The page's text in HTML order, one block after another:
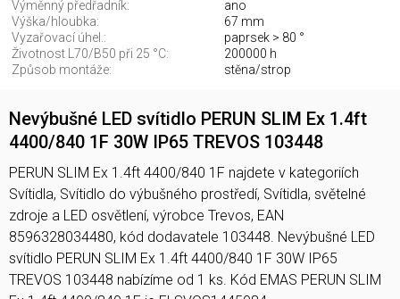
Výměnný předřadník:
ano
Výška/hloubka:
67 mm
Vyzařovací úhel.:
paprsek > 80 °
Životnost L70/B50 při 25 °C:
200000 h
Způsob montáže:
stěna/strop
Nevýbušné LED svítidlo PERUN SLIM Ex 1.4ft
4400/840 1F 30W IP65 TREVOS 103448
PERUN SLIM Ex 1.4ft 4400/840 1F najdete v kategoriích
Svítidla, Svítidlo do výbušného prostředí, Svítidla, světelné
zdroje a LED osvětlení, výrobce Trevos, EAN
8596328034480, kód dodavatele 103448. Nevýbušné LED
svítidlo PERUN SLIM Ex 1.4ft 4400/840 1F 30W IP65
TREVOS 103448 nabízíme od 1 ks. Kód EMAS PERUN SLIM